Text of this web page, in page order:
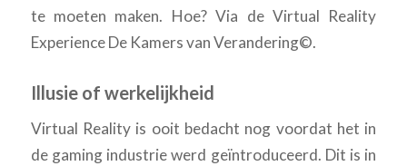
te moeten maken. Hoe? Via de Virtual Reality
Experience De Kamers van Verandering©.
Illusie of werkelijkheid
Virtual Reality is ooit bedacht nog voordat het in
de gaming industrie werd geïntroduceerd. Dit is in